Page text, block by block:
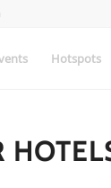
Hotspots